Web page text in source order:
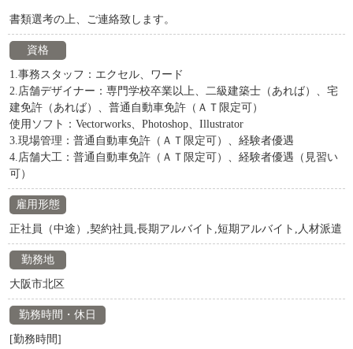
書類選考の上、ご連絡致します。
資格
1.事務スタッフ：エクセル、ワード
2.店舗デザイナー：専門学校卒業以上、二級建築士（あれば）、宅
建免許（あれば）、普通自動車免許（ＡＴ限定可）
使用ソフト：Vectorworks、Photoshop、Illustrator
3.現場管理：普通自動車免許（ＡＴ限定可）、経験者優遇
4.店舗大工：普通自動車免許（ＡＴ限定可）、経験者優遇（見習い
可）
雇用形態
正社員（中途）,契約社員,長期アルバイト,短期アルバイト,人材派遣
勤務地
大阪市北区
勤務時間・休日
[勤務時間]